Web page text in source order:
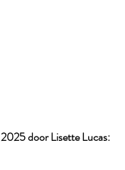
2025 door Lisette Lucas:​